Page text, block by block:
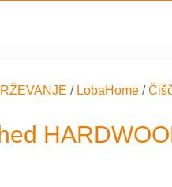
/ LobaHome /